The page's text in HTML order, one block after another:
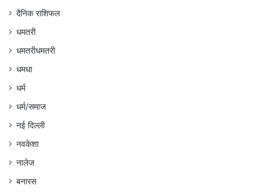
दैनिक राशिफल
धमतरी
धमतरीधमतरी
धमधा
धर्म
धर्म/समाज
नई दिल्ली
नवकेशा
नालेज
बनारस